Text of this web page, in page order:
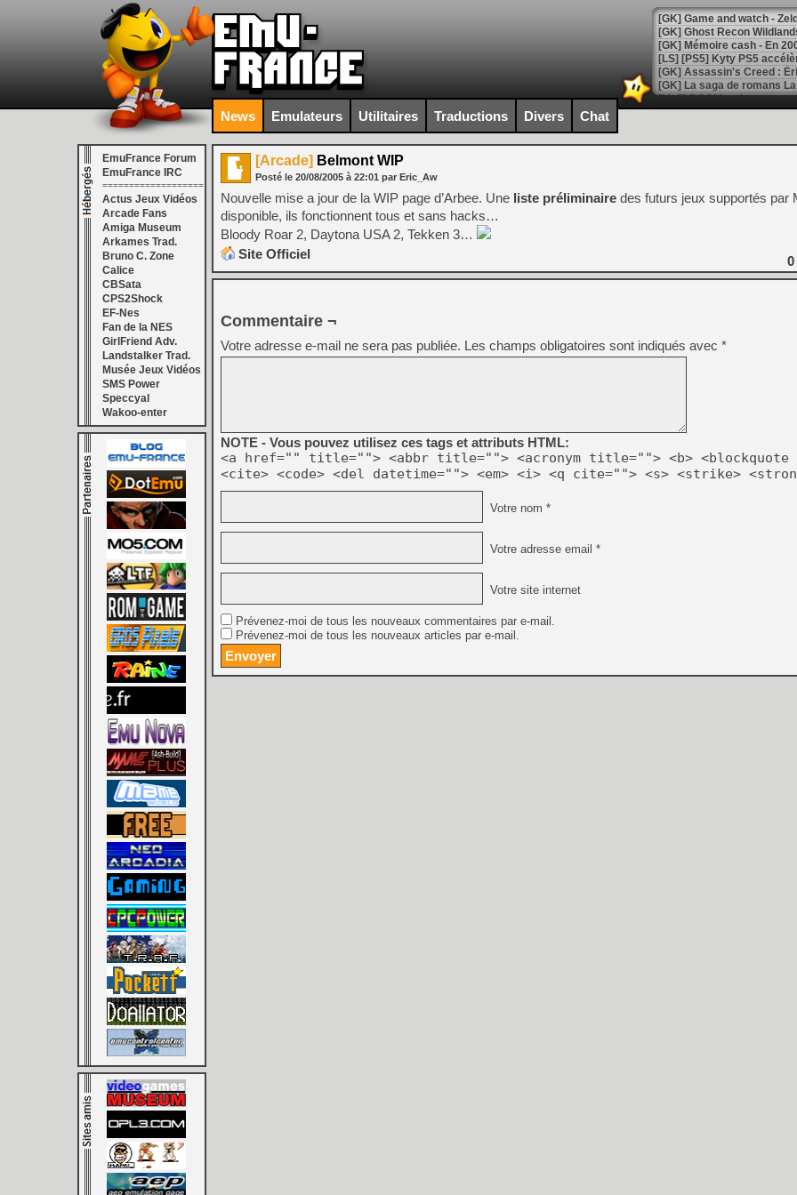
[Mo5] DOOM arrive en
[GK] Bethesda fête les 30
[GK] Roblox : l'action en
[GK] Agenda - GeForce
[GK] Devolver Digital en a
[LS] [PS5] ps5-y2jb-
[GK] Pourquoi Marvel
[GK] Test : Restory : Chill
[GK] GTA 6 : Rockstar
[GK] Hot Wheels Infinite
[GK] Mémoire cash -
[GK] Résultats Nintendo :
[GK] Déjà des
[Mo5] Brickboy cherche à
[GK] Minecraft et ses «
[GK] Beast of
[GK] Ubisoft : fin de partie
[GK] Mémoire cash -
[GK] Dan Houser (GTA)
[GK] Comment EA Sports
[GK] Crimson Moon : un
[GK] Isle of Reveries : le
[GK] Moonlighter 2 : The
[GK] Capcom relance
[Mo5] Deux inédits du
[GK] Le beat'em up The
[GK] Endless Legend 2 :
[LS] [PS5] Premiers
News Emulateurs Utilitaires Traductions Divers Chat
EmuFrance Forum
EmuFrance IRC
===================
Actus Jeux Vidéos
Arcade Fans
Amiga Museum
Arkames Trad.
Bruno C. Zone
Calice
CBSata
CPS2Shock
EF-Nes
Fan de la NES
GirlFriend Adv.
Landstalker Trad.
Musée Jeux Vidéos
SMS Power
Speccyal
Wakoo-enter
[Arcade] Belmont WIP
Posté le 20/08/2005 à 22:01 par Eric_Aw
Nouvelle mise a jour de la WIP page d’Arbee. Une liste préliminaire des futurs jeux supportés par
disponible, ils fonctionnent tous et sans hacks…
Bloody Roar 2, Daytona USA 2, Tekken 3…
Site Officiel
0
Commentaire ¬
Votre adresse e-mail ne sera pas publiée. Les champs obligatoires sont indiqués avec *
NOTE - Vous pouvez utilisez ces tags et attributs HTML:
<a href="" title=""> <abbr title=""> <acronym title=""> <b> <blockquote
<cite> <code> <del datetime=""> <em> <i> <q cite=""> <s> <strike>
Votre nom *
Votre adresse email *
Votre site internet
Prévenez-moi de tous les nouveaux commentaires par e-mail.
Prévenez-moi de tous les nouveaux articles par e-mail.